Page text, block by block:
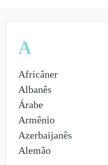
A
Africâner
Albanês
Árabe
Armênio
Azerbaijanês
Alemão